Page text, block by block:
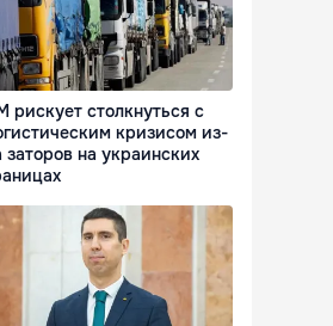
рискует столкнуться с
кризисом из-
заторов на украинских